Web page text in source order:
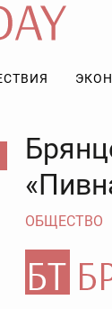
ОБЩЕСТВО